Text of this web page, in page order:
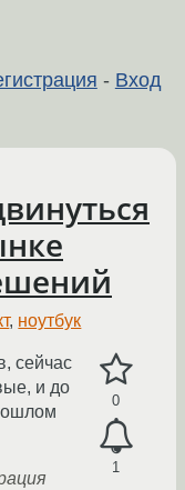
- Вход
, ноутбук
0
1
сейчас
и до